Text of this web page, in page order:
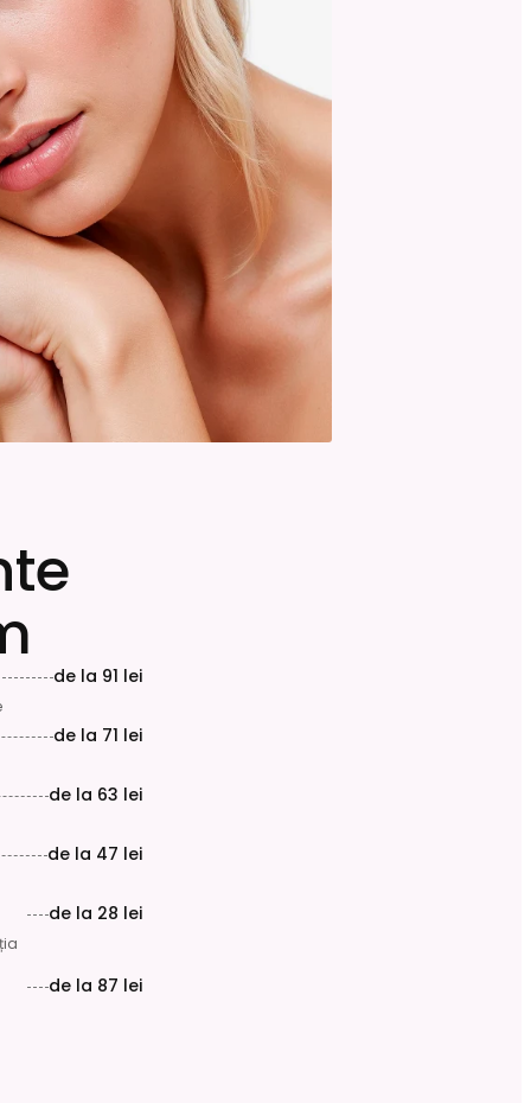
de la 91 lei
de la 71 lei
de la 63 lei
de la 47 lei
de la 28 lei
de la 87 lei